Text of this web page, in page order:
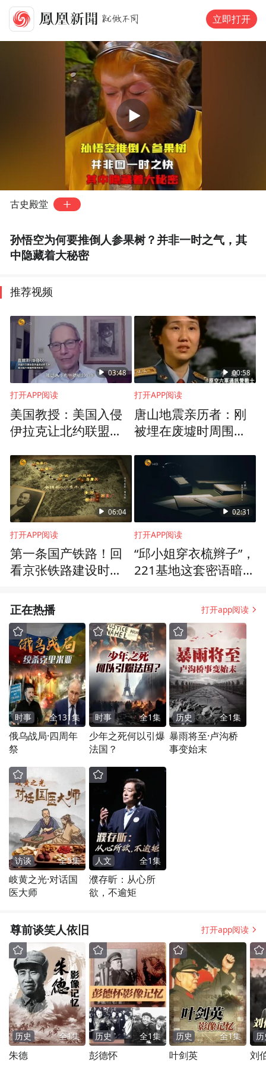
立即打开
秒，去凤凰网新闻客户端观看
古史殿堂
孙悟空为何要推倒人参果树？并非一时之气，其
中隐藏着大秘密
推荐视频
03:48
打开APP阅读
美国教授：美国入侵
伊拉克让北约联盟关
加深了裂痕
00:58
打开APP阅读
唐山地震亲历者：刚
被埋在废墟时周围呼
长便销声匿迹了
06:04
打开APP阅读
第一条国产铁路！回
看京张铁路建设时清
02:31
打开APP阅读
“邱小姐穿衣梳辫子”，
221基地这套密语暗藏
正在热播 打开app阅读
时事 全131集
俄乌战局·四周年
祭
时事 全1集
少年之死何以引爆
法国？
历史 全1集
暴雨将至·卢沟桥
事变始末
访谈 全5集
岐黄之光·对话国
医大师
人文 全1集
濮存昕：从心所
欲，不逾矩
尊前谈笑人依旧 打开app阅读
历史 全1集
朱德
历史 全1集
彭德怀
历史 全1集
叶剑英 刘